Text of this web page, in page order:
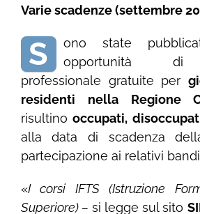
Varie scadenze (settembre
S
ono state
opportunità di
professionale gratuite per
residenti nella Regione
risultino occupati,
alla data di scadenza
partecipazione ai relativi
«I corsi IFTS (Istruzione
Superiore) – si legge sul sito